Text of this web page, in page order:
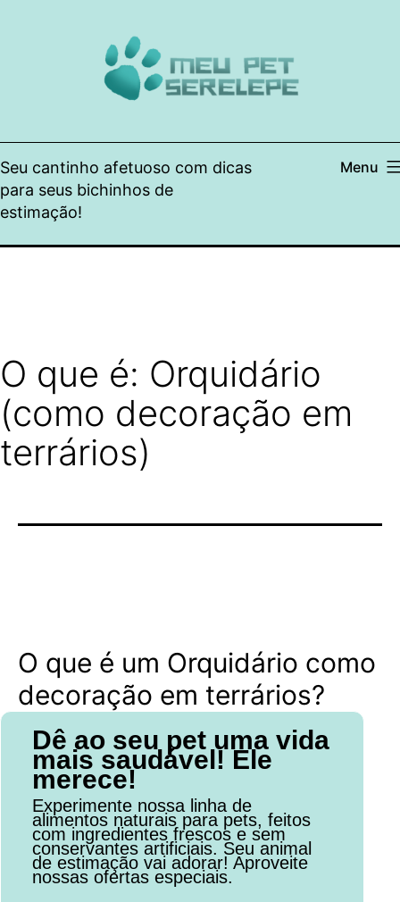
Seu cantinho afetuoso com dicas
para seus bichinhos de
estimação!
Menu
O que é: Orquidário
(como decoração em
terrários)
O que é um Orquidário como
decoração em terrários?
Dê ao seu pet uma vida
mais saudável! Ele
merece!
Experimente nossa linha de
alimentos naturais para pets, feitos
com ingredientes frescos e sem
conservantes artificiais. Seu animal
de estimação vai adorar! Aproveite
nossas ofertas especiais.